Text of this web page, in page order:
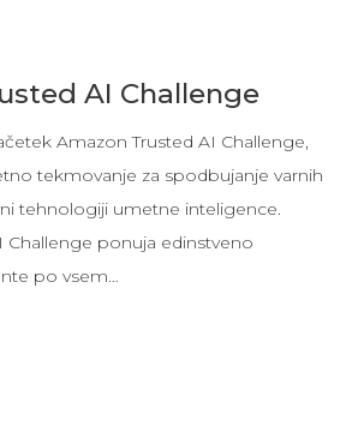
AI Challenge
Amazon Trusted AI Challenge,
tekmovanje za spodbujanje varnih
tehnologiji umetne inteligence.
Challenge ponuja edinstveno
po vsem…